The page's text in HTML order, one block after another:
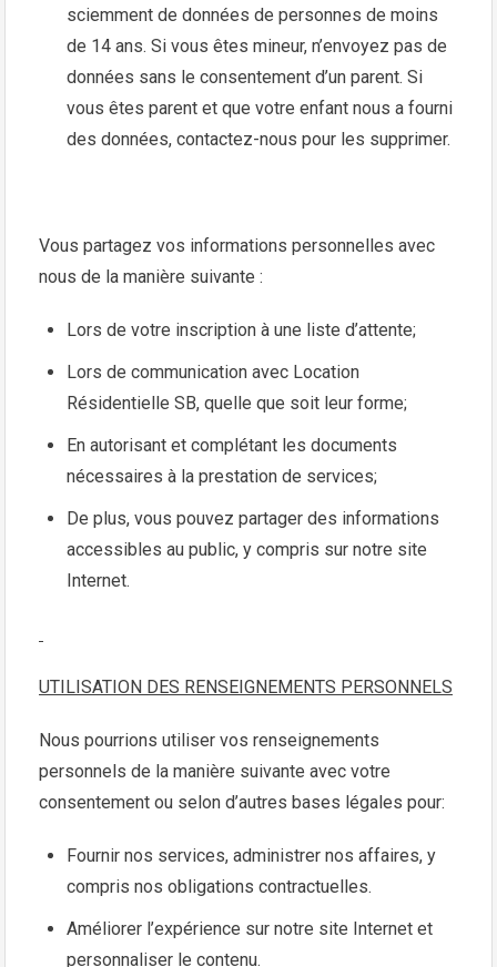
sciemment de données de personnes de moins
de 14 ans. Si vous êtes mineur, n’envoyez pas de
données sans le consentement d’un parent. Si
vous êtes parent et que votre enfant nous a fourni
des données, contactez-nous pour les supprimer.
Vous partagez vos informations personnelles avec
nous de la manière suivante :
Lors de votre inscription à une liste d’attente;
Lors de communication avec Location
Résidentielle SB, quelle que soit leur forme;
En autorisant et complétant les documents
nécessaires à la prestation de services;
De plus, vous pouvez partager des informations
accessibles au public, y compris sur notre site
Internet.
UTILISATION DES RENSEIGNEMENTS PERSONNELS
Nous pourrions utiliser vos renseignements
personnels de la manière suivante avec votre
consentement ou selon d’autres bases légales pour:
Fournir nos services, administrer nos affaires, y
compris nos obligations contractuelles.
Améliorer l’expérience sur notre site Internet et
personnaliser le contenu.